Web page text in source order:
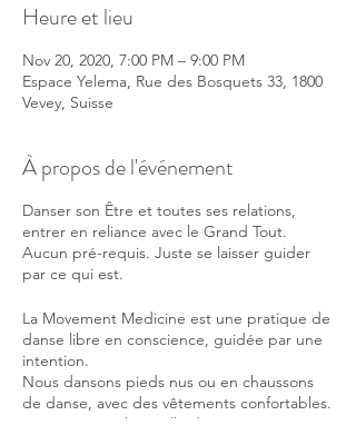
Heure et lieu
Nov 20, 2020, 7:00 PM – 9:00 PM
Espace Yelema, Rue des Bosquets 33, 1800
Vevey, Suisse
À propos de l'événement
Danser son Être et toutes ses relations,
entrer en reliance avec le Grand Tout.
Aucun pré-requis. Juste se laisser guider
par ce qui est.
La Movement Medicine est une pratique de
danse libre en conscience, guidée par une
intention.
Nous dansons pieds nus ou en chaussons
de danse, avec des vêtements confortables.
Apportez une bouteille d'eau pour vous